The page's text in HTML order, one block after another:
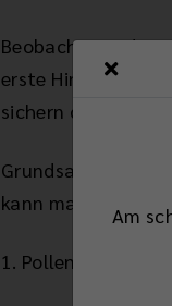
Beobachtung des
erste Hinweise
sichern die
Grundsatz der
kann man mit
1. Pollenquellen
Am